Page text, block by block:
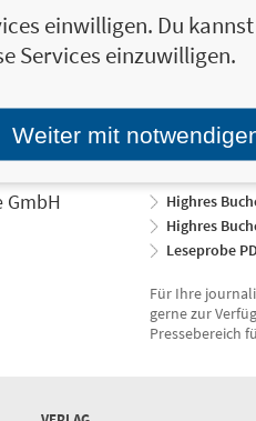
GmbH
Highres
Highres
Leseprobe
Für Ihre
gerne zur
Pressebereich
einwilligen. Du
Services einzuwilligen.
Weiter mit